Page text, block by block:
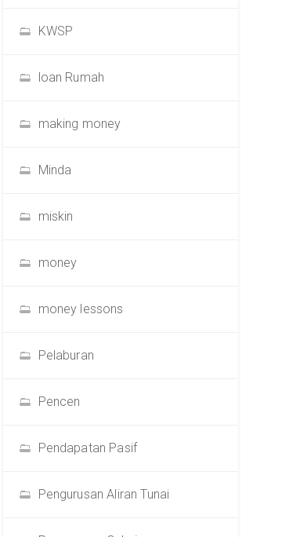
KWSP
loan Rumah
making money
Minda
miskin
money
money lessons
Pelaburan
Pencen
Pendapatan Pasif
Pengurusan Aliran Tunai